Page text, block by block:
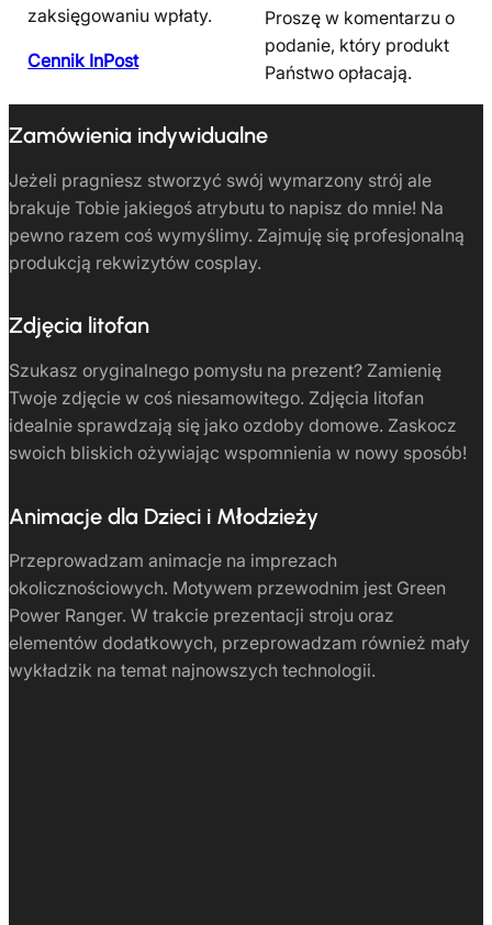
zaksięgowaniu wpłaty.
Cennik InPost
Proszę w komentarzu o
podanie, który produkt
Państwo opłacają.
Zamówienia indywidualne
Jeżeli pragniesz stworzyć swój wymarzony strój ale
brakuje Tobie jakiegoś atrybutu to napisz do mnie! Na
pewno razem coś wymyślimy. Zajmuję się profesjonalną
produkcją rekwizytów cosplay.
Zdjęcia litofan
Szukasz oryginalnego pomysłu na prezent? Zamienię
Twoje zdjęcie w coś niesamowitego. Zdjęcia litofan
idealnie sprawdzają się jako ozdoby domowe. Zaskocz
swoich bliskich ożywiając wspomnienia w nowy sposób!
Animacje dla Dzieci i Młodzieży
Przeprowadzam animacje na imprezach
okolicznościowych. Motywem przewodnim jest Green
Power Ranger. W trakcie prezentacji stroju oraz
elementów dodatkowych, przeprowadzam również mały
wykładzik na temat najnowszych technologii.